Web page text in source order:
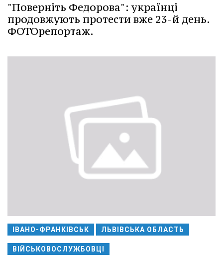
"Поверніть Федорова": українці
продовжують протести вже 23-й день.
ФОТОрепортаж.
ІВАНО-ФРАНКІВСЬК ЛЬВІВСЬКА ОБЛАСТЬ
ВІЙСЬКОВОСЛУЖБОВЦІ